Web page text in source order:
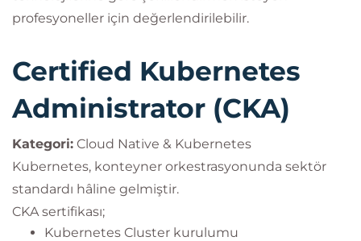
profesyoneller için değerlendirilebilir.
Certified Kubernetes
Administrator (CKA)
Kategori: Cloud Native & Kubernetes
Kubernetes, konteyner orkestrasyonunda sektör
standardı hâline gelmiştir.
CKA sertifikası;
Kubernetes Cluster kurulumu